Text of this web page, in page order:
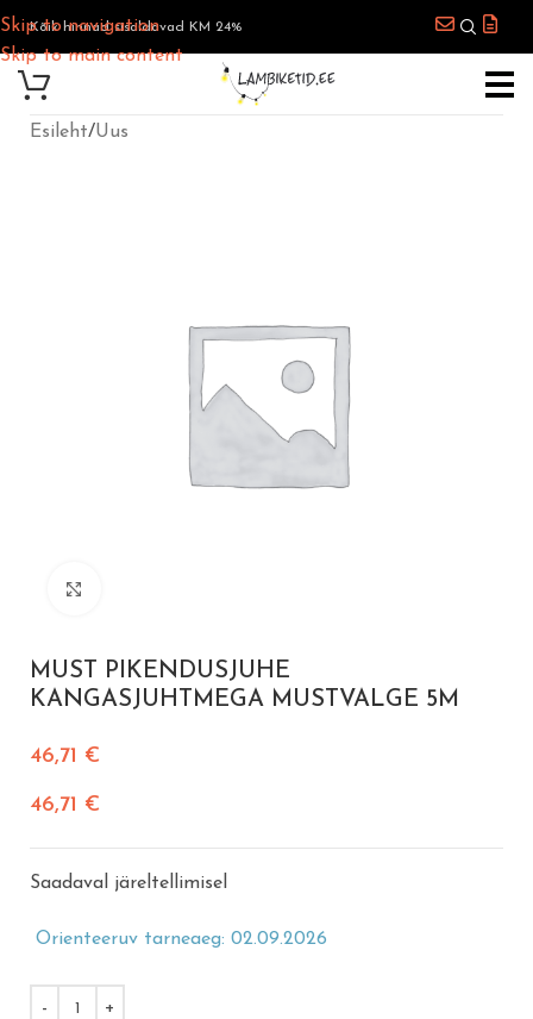
Skip to navigation
Skip to main content
Kõik hinnad sisaldavad KM 24%
Esileht/Uus
MUST PIKENDUSJUHE
KANGASJUHTMEGA MUSTVALGE 5M
46,71 €
46,71 €
Saadaval järeltellimisel
Orienteeruv tarneaeg: 02.09.2026